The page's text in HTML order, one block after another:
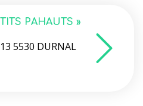
PAHAUTS »
5530 DURNAL